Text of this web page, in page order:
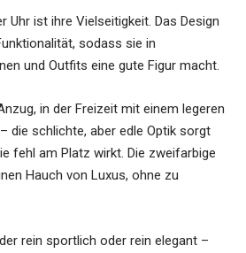
Uhr ist ihre Vielseitigkeit. Das Design
sodass sie in
und Outfits eine gute Figur macht.
in der Freizeit mit einem legeren
die schlichte, aber edle Optik sorgt
fehl am Platz wirkt. Die zweifarbige
Hauch von Luxus, ohne zu
rein sportlich oder rein elegant –